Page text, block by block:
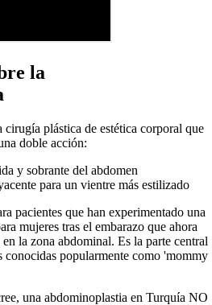
la
plástica de estética corporal que
doble acción:
y sobrante del abdomen
para un vientre más estilizado
pacientes que han experimentado una
mujeres tras el embarazo que ahora
la zona abdominal. Es la parte central
conocidas popularmente como 'mommy
una abdominoplastia en Turquía NO